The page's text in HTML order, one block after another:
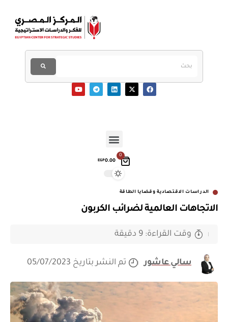
0
EGP0.00
الدراسات الاقتصادية وقضايا الطاقة
الاتجاهات العالمية لضرائب الكربون
سالي عاشور تم النشر بتاريخ 05/07/2023
وقت القراءة: 9 دقيقة